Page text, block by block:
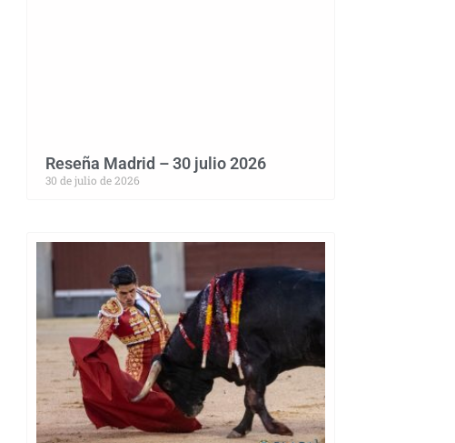
Reseña Madrid – 30 julio 2026
30 de julio de 2026